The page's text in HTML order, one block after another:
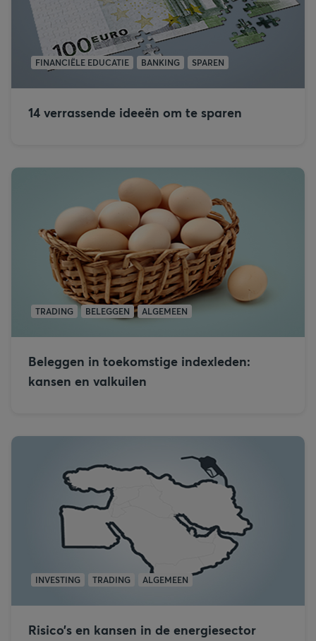
FINANCIËLE EDUCATIE BANKING SPAREN
14 verrassende ideeën om te sparen
TRADING BELEGGEN ALGEMEEN
Beleggen in toekomstige indexleden:
kansen en valkuilen
INVESTING TRADING ALGEMEEN
Risico’s en kansen in de energiesector